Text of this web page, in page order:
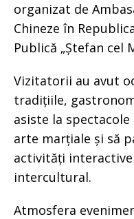
organizat de
Chineze în
Publică „Ștefan cel
Vizitatorii au avut
tradițiile,
asiste la
arte marțiale și să
activități
intercultural.
Atmosfera